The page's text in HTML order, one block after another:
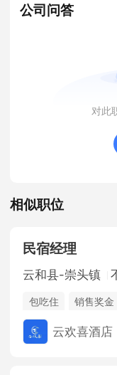
公司问答
对此
相似职位
民宿经理
云和县-崇头镇
包吃住 销售奖金
云欢喜酒店